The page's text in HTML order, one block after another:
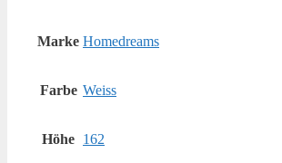
Marke Homedreams
Farbe Weiss
Höhe 162